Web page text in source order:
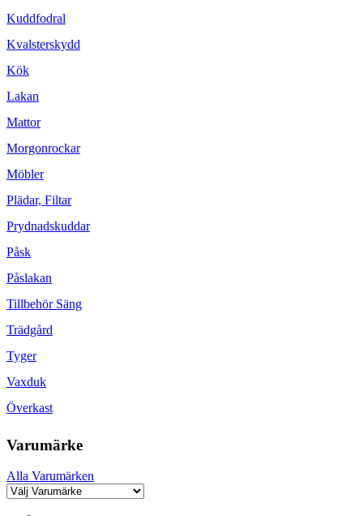
Kuddfodral
Kvalsterskydd
Kök
Lakan
Mattor
Morgonrockar
Möbler
Plädar, Filtar
Prydnadskuddar
Påsk
Påslakan
Tillbehör Säng
Trädgård
Tyger
Vaxduk
Överkast
Varumärke
Alla Varumärken